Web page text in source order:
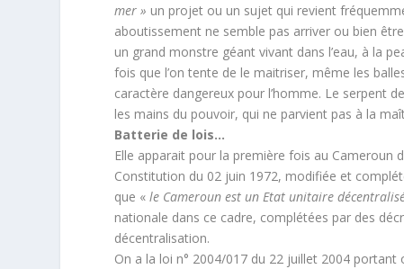
mer » un projet ou un sujet qui revient
aboutissement ne semble pas arriver ou bien
un grand monstre géant vivant dans l’eau, à la
fois que l’on tente de le maitriser, même les
caractère dangereux pour l’homme. Le serpent
les mains du pouvoir, qui ne parvient pas à la
Batterie de lois…
Elle apparait pour la première fois au Cameroun
Constitution du 02 juin 1972, modifiée et
que «le Cameroun est un Etat unitaire
nationale dans ce cadre, complétées par des
décentralisation.
On a la loi n° 2004/017 du 22 juillet 2004